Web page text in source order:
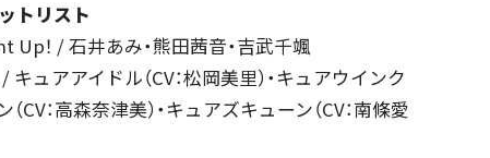
トリスト
！ / 石井あみ・熊田茜音・吉武千颯
ュアアイドル（CV：松岡美里）・キュアウインク
CV：高森奈津美）・キュアズキューン（CV：南條愛